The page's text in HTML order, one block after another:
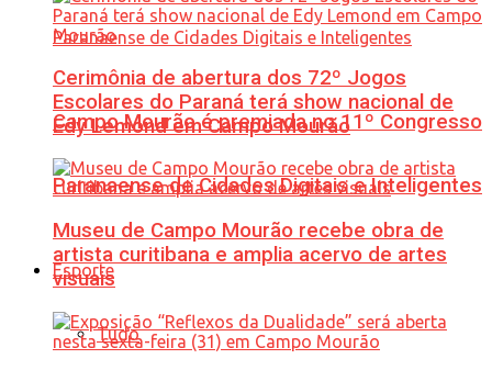
Campo Mourão é premiada no 11º Congresso
Paranaense de Cidades Digitais e Inteligentes
Esporte
Tudo
Cerimônia de abertura dos 72º Jogos
Escolares do Paraná terá show nacional de
Edy Lemond em Campo Mourão
Museu de Campo Mourão recebe obra de
artista curitibana e amplia acervo de artes
visuais